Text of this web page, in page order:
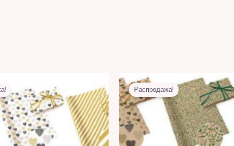
цена
MDL.
9,00 MDL.
Распродажа!
Первоначальная
цена
составляла
25,00 MDL.
Текущая
цена:
9,00 MDL.